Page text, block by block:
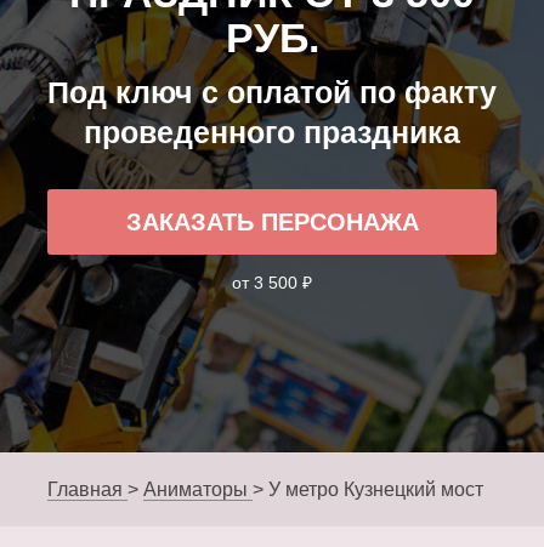
РУБ.
Под ключ с оплатой по факту
проведенного праздника
ЗАКАЗАТЬ ПЕРСОНАЖА
от 3 500 ₽
Главная > Аниматоры > У метро Кузнецкий мост